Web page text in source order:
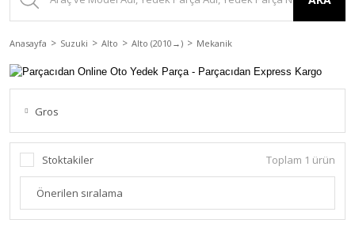
Anasayfa Suzuki Alto Alto (2010 →) Mekanik
Gros
Stoktakiler Toplam 1 ürün